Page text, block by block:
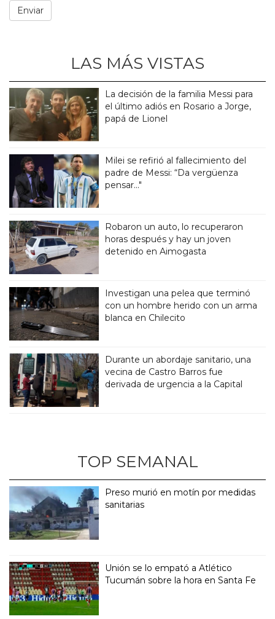
LAS MÁS VISTAS
La decisión de la familia Messi para
el último adiós en Rosario a Jorge,
papá de Lionel
Milei se refirió al fallecimiento del
padre de Messi: “Da vergüenza
pensar..."
Robaron un auto, lo recuperaron
horas después y hay un joven
detenido en Aimogasta
Investigan una pelea que terminó
con un hombre herido con un arma
blanca en Chilecito
Durante un abordaje sanitario, una
vecina de Castro Barros fue
derivada de urgencia a la Capital
TOP SEMANAL
Preso murió en motín por medidas
sanitarias
Unión se lo empató a Atlético
Tucumán sobre la hora en Santa Fe